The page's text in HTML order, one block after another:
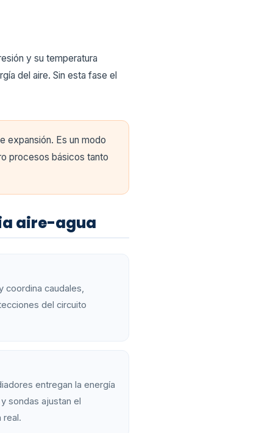
y su temperatura
del aire. Sin esta fase el
expansión. Es un modo
procesos básicos tanto
aire-agua
coordina caudales,
del circuito
entregan la energía
sondas ajustan el
real.